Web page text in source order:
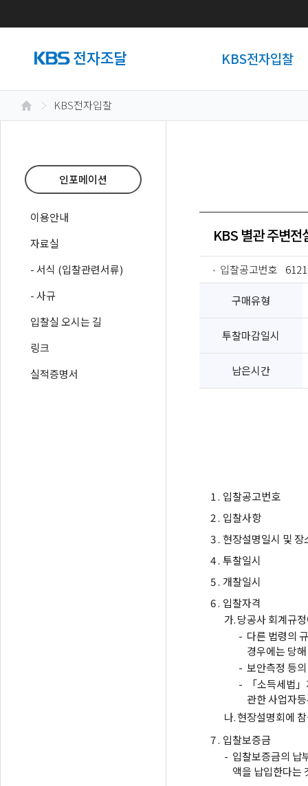
KBS전자입찰
KBS전자입찰
인포메이션
이용안내
자료실
- 서식 (입찰관련서류)
- 사규
입찰실 오시는 길
링크
실적증명서
KBS 별관 주변전
입찰공고번호
구매유형
투찰마감일시
남은시간
1 . 입찰공고번호
2 . 입찰사항
3 . 현장설명일시 및 장
4 . 투찰일시
5 . 개찰일시
6 . 입찰자격
가.당공사 회계규
- 다른 법령의
경우에는 당
- 보안측정 등
-
「소득세법
관한 사업자
나.현장설명회에
7 . 입찰보증금
- 입찰보증금의 납
액을 납입한다는